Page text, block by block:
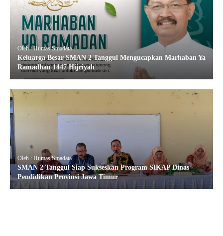
Oleh : Humas Smadata
Keluarga Besar SMAN 2 Tanggul Mengucapkan Marhaban Ya
Ramadhan 1447 Hijriyah
Oleh : Humas Smadata
SMAN 2 Tanggul Siap Sukseskan Program SIKAP Dinas
Pendidikan Provinsi Jawa Timur